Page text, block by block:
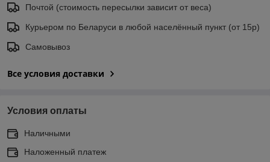
Почтой (стоимость пересылки зависит от веса)
Курьером по Беларуси в любой населённый пункт (от 15р)
Самовывоз
Все условия доставки
Условия оплаты
Наличными
Наложенный платеж